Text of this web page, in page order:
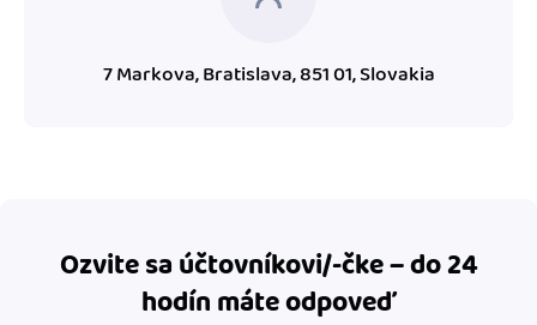
7 Markova, Bratislava, 851 01, Slovakia
Ozvite sa účtovníkovi/-čke – do 24
hodín máte odpoveď